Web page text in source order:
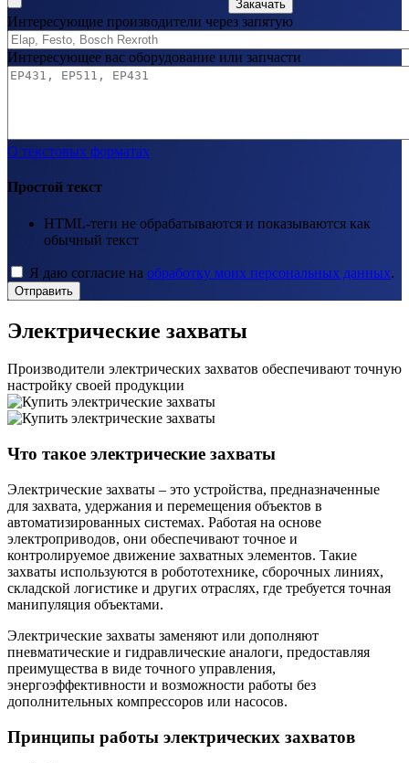
Закачать
Интересующие производители через запятую
Интересующее вас оборудование или запчасти
О текстовых форматах
Простой текст
HTML-теги не обрабатываются и показываются как
обычный текст
Я даю согласие на обработку моих персональных данных.
Отправить
Электрические захваты
Производители электрических захватов обеспечивают точную
настройку своей продукции
Что такое электрические захваты
Электрические захваты – это устройства, предназначенные
для захвата, удержания и перемещения объектов в
автоматизированных системах. Работая на основе
электроприводов, они обеспечивают точное и
контролируемое движение захватных элементов. Такие
захваты используются в робототехнике, сборочных линиях,
складской логистике и других отраслях, где требуется точная
манипуляция объектами.
Электрические захваты заменяют или дополняют
пневматические и гидравлические аналоги, предоставляя
преимущества в виде точного управления,
энергоэффективности и возможности работы без
дополнительных компрессоров или насосов.
Принципы работы электрических захватов